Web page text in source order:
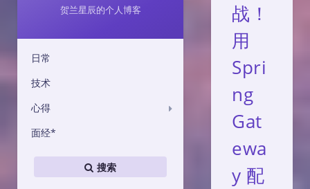
贺兰星辰的个人博客
日常
技术
心得
面经*
搜索
战！
用
Spri
ng
Gat
ewa
y 配